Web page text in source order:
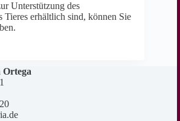
Unterstützung des
Tieres erhältlich sind, können Sie